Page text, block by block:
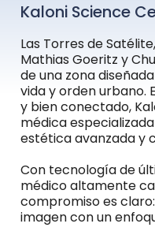
Kaloni Science
Las Torres de
Mathias Goeritz y
de una zona
vida y orden urbano.
y bien conectado,
médica
estética avanzada y
Con tecnología de
médico altamente
compromiso es
imagen con un